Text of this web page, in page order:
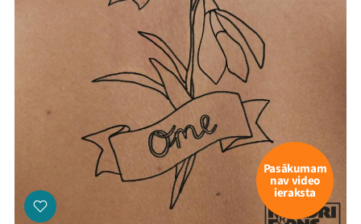
Pasākumam
nav video
ieraksta